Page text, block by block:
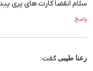
سلام انقضا کارت های پری
پاسخ
رعنا طیبی گفت: